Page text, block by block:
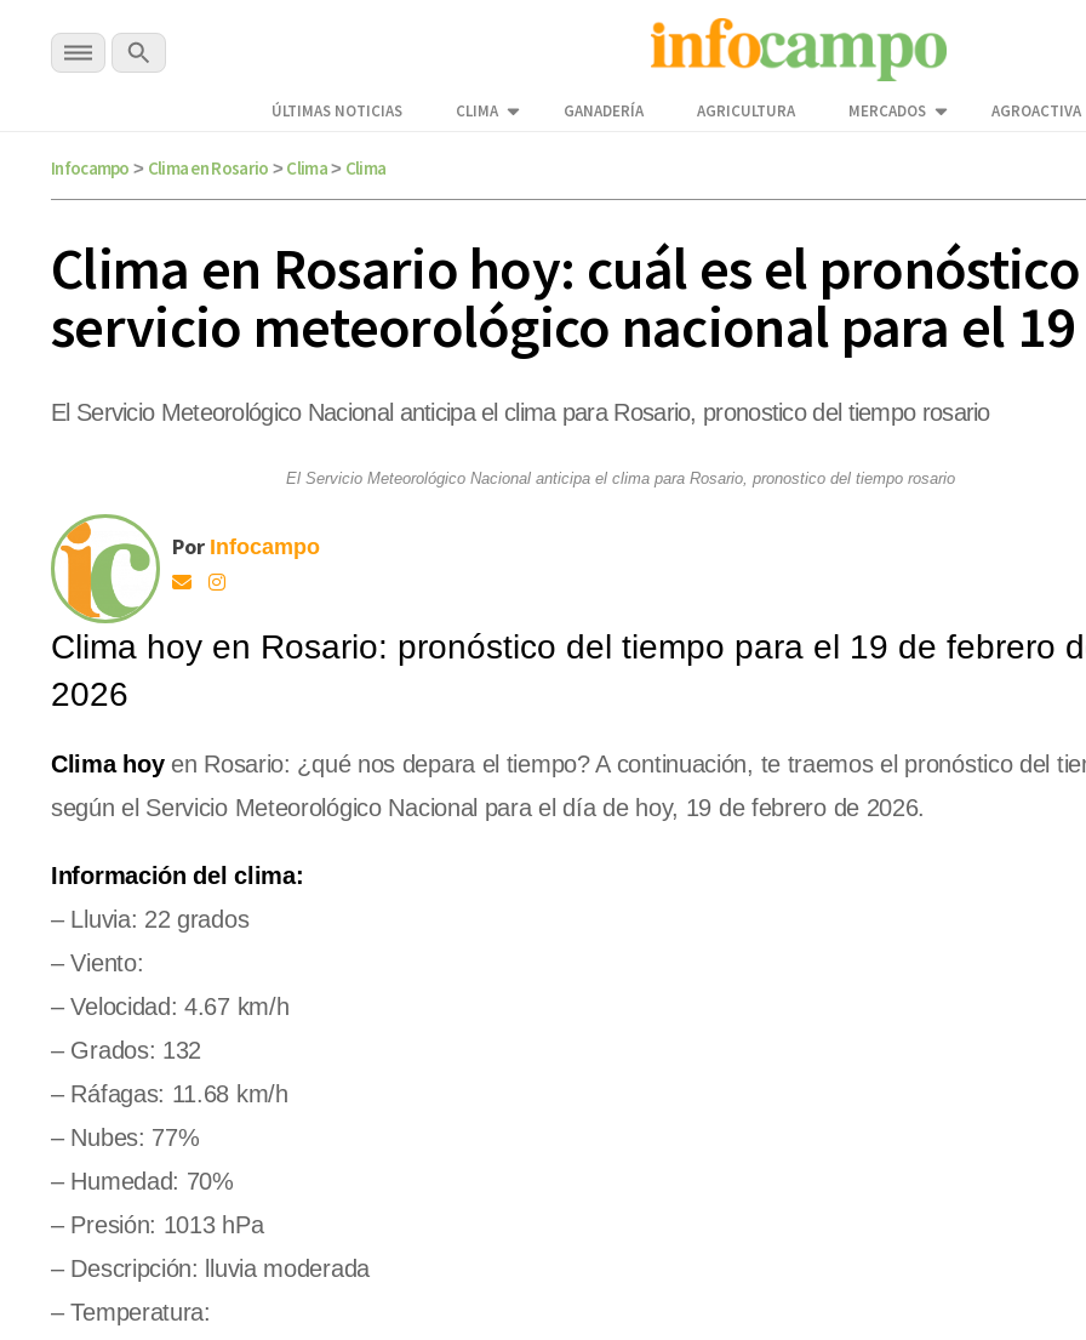
ÚLTIMAS NOTICIAS CLIMA GANADERÍA AGRICULTURA MERCADOS AGROACTIVA
Infocampo > Clima en Rosario > Clima> Clima
Clima en Rosario hoy: cuál es el
servicio meteorológico nacional para el
El Servicio Meteorológico Nacional anticipa el clima para Rosario, pronostico del tiempo rosario
El Servicio Meteorológico Nacional anticipa el clima para Rosario, pronostico del tiempo rosario
Por Infocampo
Clima hoy en Rosario: pronóstico del tiempo para el 19 de febrero
2026
Clima hoyen Rosario: ¿qué nos depara el tiempo? A continuación, te traemos el pronóstico del
según el Servicio Meteorológico Nacional para el día de hoy, 19 de febrero de 2026.
Información del clima:
– Lluvia: 22 grados
– Viento:
– Velocidad: 4.67 km/h
– Grados: 132
– Ráfagas: 11.68 km/h
– Nubes: 77%
– Humedad: 70%
– Presión: 1013 hPa
– Descripción: lluvia moderada
– Temperatura: